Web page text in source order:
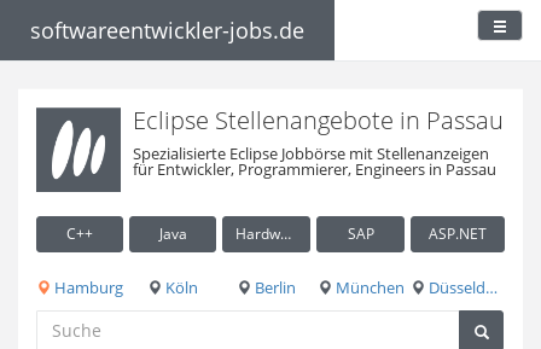
softwareentwickler-jobs.de
Eclipse Stellenangebote in Passau
Spezialisierte Eclipse Jobbörse mit Stellenanzeigen
für Entwickler, Programmierer, Engineers in Passau
C++ Java Hardware / Embedded SAP ASP.NET
Hamburg Köln Berlin München Düsseldorf